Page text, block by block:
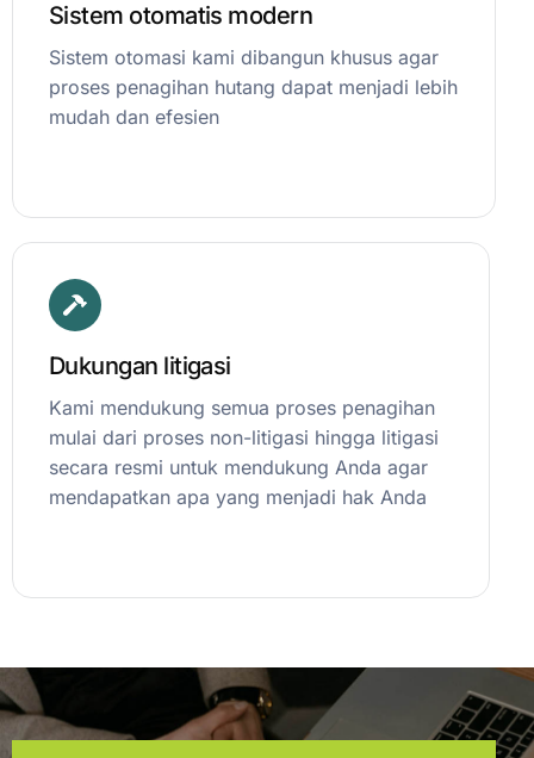
Sistem otomatis modern
Sistem otomasi kami dibangun khusus agar
proses penagihan hutang dapat menjadi lebih
mudah dan efesien
Dukungan litigasi
Kami mendukung semua proses penagihan
mulai dari proses non-litigasi hingga litigasi
secara resmi untuk mendukung Anda agar
mendapatkan apa yang menjadi hak Anda